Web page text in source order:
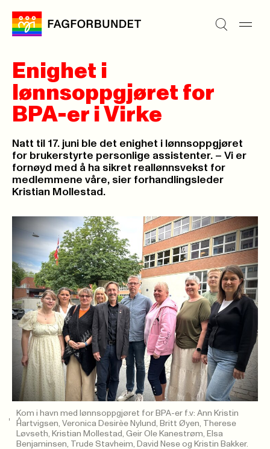
Enighet i
lønnsoppgjøret for
BPA-er i Virke
Natt til 17. juni ble det enighet i lønnsoppgjøret
for brukerstyrte personlige assistenter. – Vi er
fornøyd med å ha sikret reallønnsvekst for
medlemmene våre, sier forhandlingsleder
Kristian Mollestad.
Kom i havn med lønnsoppgjøret for BPA-er f.v: Ann Kristin
Hartvigsen, Veronica Desirèe Nylund, Britt Øyen, Therese
Løvseth, Kristian Mollestad, Geir Ole Kanestrøm, Elsa
Benjaminsen, Trude Stavheim, David Nese og Kristin Bakker.